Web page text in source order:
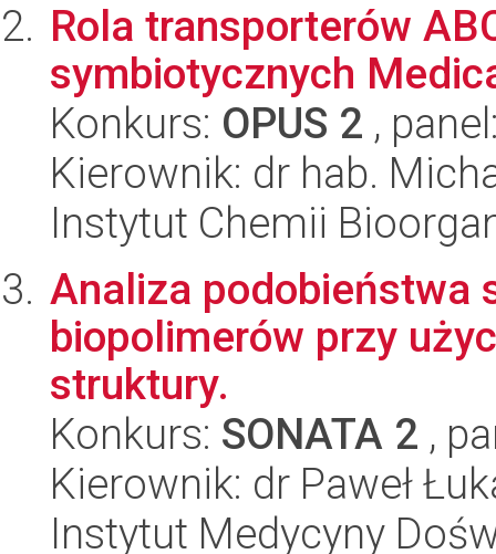
Rola transporterów
symbiotycznych
Konkurs: OPUS 2 ,
Kierownik: dr hab.
Instytut Chemii
Analiza podobieństwa
biopolimerów przy
struktury.
Konkurs: SONATA 2 ,
Kierownik: dr Paweł
Instytut Medycyny